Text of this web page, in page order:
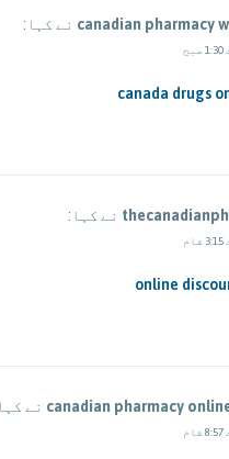
canadian pharmacy نے کہا:
canada drugs
نے کہا:
online
canadian pharmacy نے